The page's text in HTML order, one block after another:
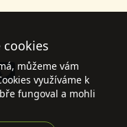
cookies
můžeme vám
využíváme k
fungoval a mohli